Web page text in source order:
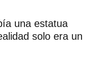
una estatua
solo era un